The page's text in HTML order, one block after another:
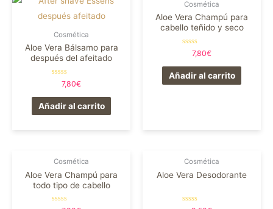
Cosmética
Aloe Vera Bálsamo para
después del afeitado
Valorado
0
de
5
7,80€
Añadir al carrito
Cosmética
Aloe Vera Champú para
cabello teñido y seco
Valorado
0
de
5
7,80€
Añadir al carrito
Cosmética
Aloe Vera Champú para
todo tipo de cabello
Cosmética
Aloe Vera Desodorante